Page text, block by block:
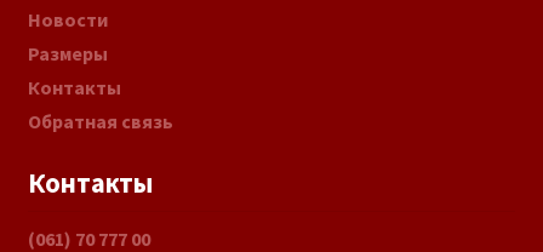
Новости
Размеры
Контакты
Обратная связь
Контакты
(061) 70 777 00